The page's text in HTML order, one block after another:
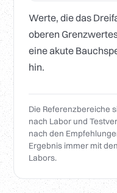
Werte, die das
oberen
eine akute
hin.
Die Referenzbereiche
nach Labor und
nach den
Ergebnis immer mit
Labors.